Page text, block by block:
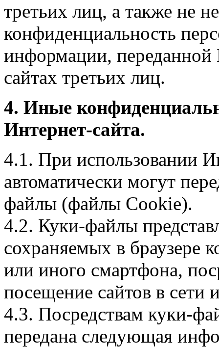
третьих лиц, а также не
конфиденциальность
информации, переданной
сайтах третьих лиц.
4. Иные
Интернет-сайта.
4.1. При использовании
автоматически могут
файлы (файлы Cookie).
4.2. Куки-файлы
сохраняемых в браузере
или иного смартфона,
посещение сайтов в сети
4.3. Посредствам куки-
передана следующая